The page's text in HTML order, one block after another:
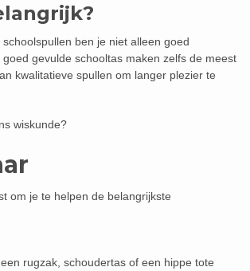
ben je niet alleen goed
gevulde schooltas maken zelfs de meest
kwalitatieve spullen om langer plezier te
wiskunde?
om je te helpen de belangrijkste
rugzak, schoudertas of een hippe tote